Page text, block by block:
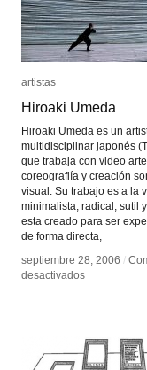
artistas
Hiroaki Umeda
Hiroaki Umeda es un
multidisciplinar japonés
que trabaja con video arte,
coreografiía y creación
visual. Su trabajo es a la
minimalista, radical, sutil
esta creado para ser
de forma directa,
septiembre 28, 2006 /
desactivadosen
artistas
Hiroaki Umeda
septiembre 28, 2006 /
desactivadosen